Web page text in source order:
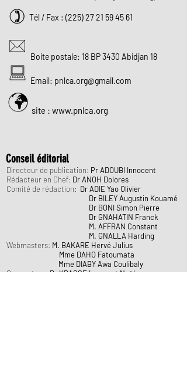
Tél / Fax : (225) 27 21 59 45 61
Boite postale: 18 BP 3430 Abidjan 18
Email: pnlca.org@gmail.com
site : www.pnlca.org
Conseil éditorial
Directeur de publication: Pr ADOUBI Innocent
Rédacteur en Chef: Dr ANOH Dolores
Comité de rédaction: Dr ADIE Yao Olivier
Dr BILEY Augustin Kouamé
Dr BONI Simon Pierre
Dr GNAHATIN Franck
M. AFFRAN Constant
M. GNALLA Harding
Webmasters: M. BAKARE Hervé Julius
Mme DAHO Fatoumata
Mme DIABY Awa Coulibaly
Concepteur:Dr KRASSE Innocent Noël